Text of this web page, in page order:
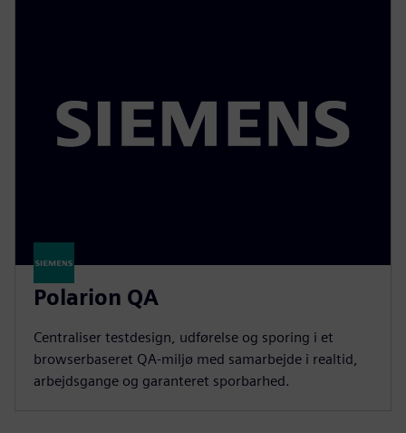
Polarion QA
Centraliser testdesign, udførelse og sporing i et
browserbaseret QA-miljø med samarbejde i realtid,
arbejdsgange og garanteret sporbarhed.